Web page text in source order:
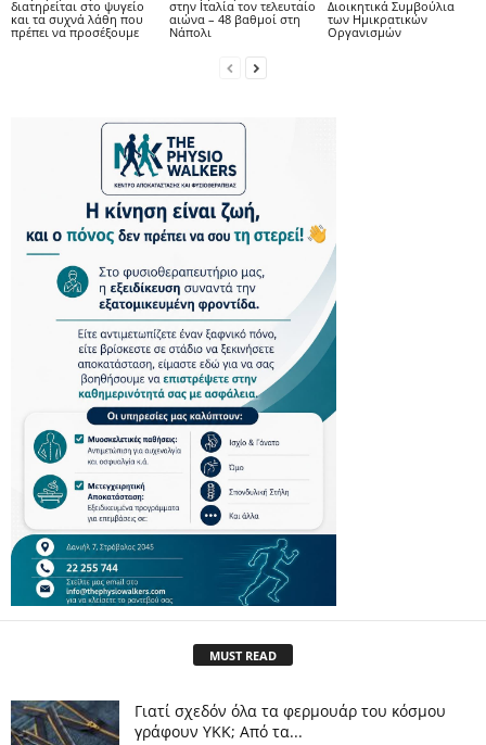
διατηρείται στο ψυγείο
και τα συχνά λάθη που
πρέπει να προσέξουμε
στην Ιταλία τον τελευταίο
αιώνα – 48 βαθμοί στη
Νάπολι
Διοικητικά Συμβούλια
των Ημικρατικών
Οργανισμών
MUST READ
Γιατί σχεδόν όλα τα φερμουάρ του κόσμου
γράφουν YKK; Από τα...